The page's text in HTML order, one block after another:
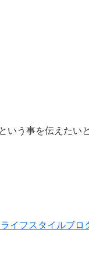
いう事を伝えたい